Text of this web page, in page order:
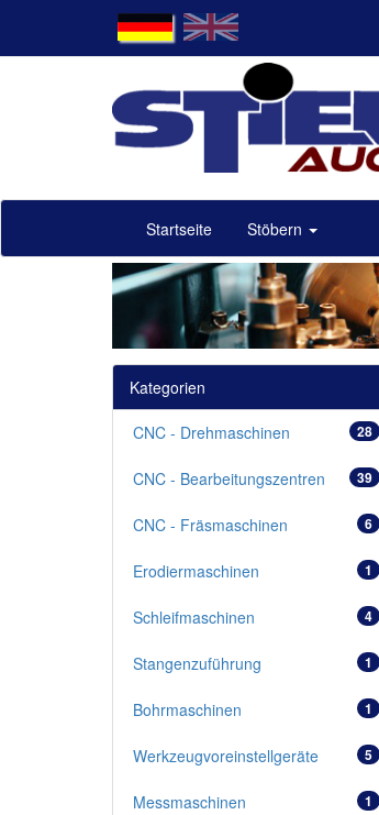
Startseite Stöbern
Kategorien
CNC - Drehmaschinen 28
CNC - Bearbeitungszentren 39
CNC - Fräsmaschinen 6
Erodiermaschinen 1
Schleifmaschinen 4
Stangenzuführung 1
Bohrmaschinen 1
Werkzeugvoreinstellgeräte 5
Messmaschinen 1